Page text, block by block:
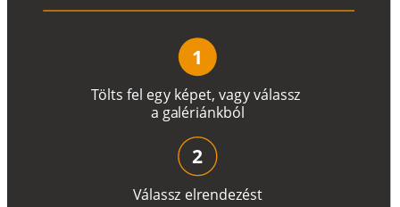
Tölts fel egy képet, vagyválassz
a galériánkból
1
Válassz elrendezést
2